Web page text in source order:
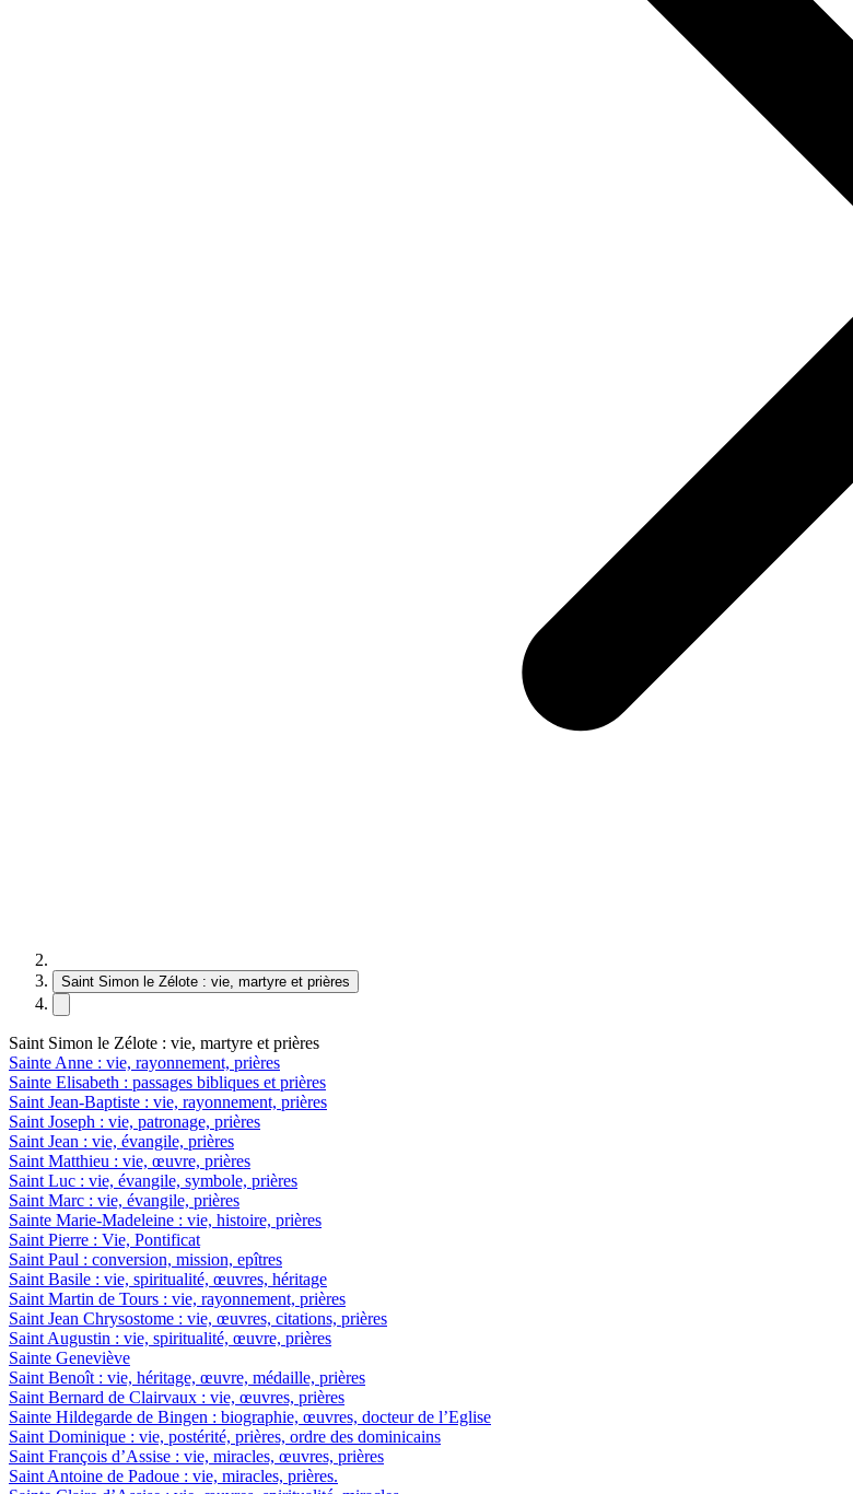
Saint Simon le Zélote : vie, martyre et prières
Saint Simon le Zélote : vie, martyre et prières
Sainte Anne : vie, rayonnement, prières
Sainte Elisabeth : passages bibliques et prières
Saint Jean-Baptiste : vie, rayonnement, prières
Saint Joseph : vie, patronage, prières
Saint Jean : vie, évangile, prières
Saint Matthieu : vie, œuvre, prières
Saint Luc : vie, évangile, symbole, prières
Saint Marc : vie, évangile, prières
Sainte Marie-Madeleine : vie, histoire, prières
Saint Pierre : Vie, Pontificat
Saint Paul : conversion, mission, epîtres
Saint Basile : vie, spiritualité, œuvres, héritage
Saint Martin de Tours : vie, rayonnement, prières
Saint Jean Chrysostome : vie, œuvres, citations, prières
Saint Augustin : vie, spiritualité, œuvre, prières
Sainte Geneviève
Saint Benoît : vie, héritage, œuvre, médaille, prières
Saint Bernard de Clairvaux : vie, œuvres, prières
Sainte Hildegarde de Bingen : biographie, œuvres, docteur de l’Eglise
Saint Dominique : vie, postérité, prières, ordre des dominicains
Saint François d’Assise : vie, miracles, œuvres, prières
Saint Antoine de Padoue : vie, miracles, prières.